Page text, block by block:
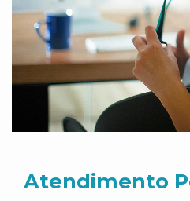
Atendimento